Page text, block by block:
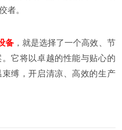
者。
备 ，就是选择了一个高效、节
它将以卓越的性能与贴心的
缚，开启清凉、高效的生产